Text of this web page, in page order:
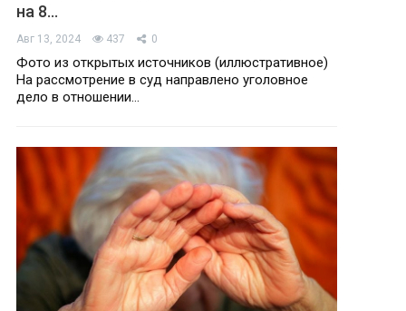
на 8…
Авг 13, 2024 437 0
Фото из открытых источников (иллюстративное)
На рассмотрение в суд направлено уголовное
дело в отношении…